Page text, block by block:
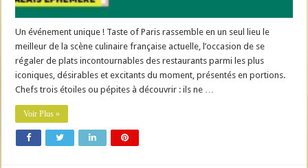
Un événement unique ! Taste of Paris rassemble en un seul lieu le
meilleur de la scène culinaire française actuelle, l’occasion de se
régaler de plats incontournables des restaurants parmi les plus
iconiques, désirables et excitants du moment, présentés en portions.
Chefs trois étoiles ou pépites à découvrir : ils ne …
Voir Plus »